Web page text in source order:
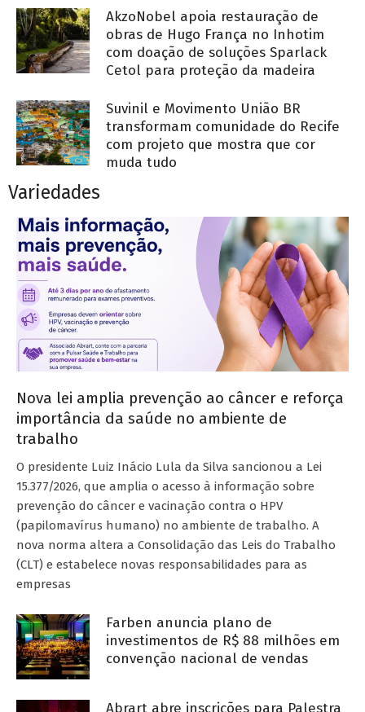
AkzoNobel apoia restauração de
obras de Hugo França no Inhotim
com doação de soluções Sparlack
Cetol para proteção da madeira
Suvinil e Movimento União BR
transformam comunidade do Recife
com projeto que mostra que cor
muda tudo
Variedades
Nova lei amplia prevenção ao câncer e reforça
importância da saúde no ambiente de
trabalho
O presidente Luiz Inácio Lula da Silva sancionou a Lei
15.377/2026, que amplia o acesso à informação sobre
prevenção do câncer e vacinação contra o HPV
(papilomavírus humano) no ambiente de trabalho. A
nova norma altera a Consolidação das Leis do Trabalho
(CLT) e estabelece novas responsabilidades para as
empresas
Farben anuncia plano de
investimentos de R$ 88 milhões em
convenção nacional de vendas